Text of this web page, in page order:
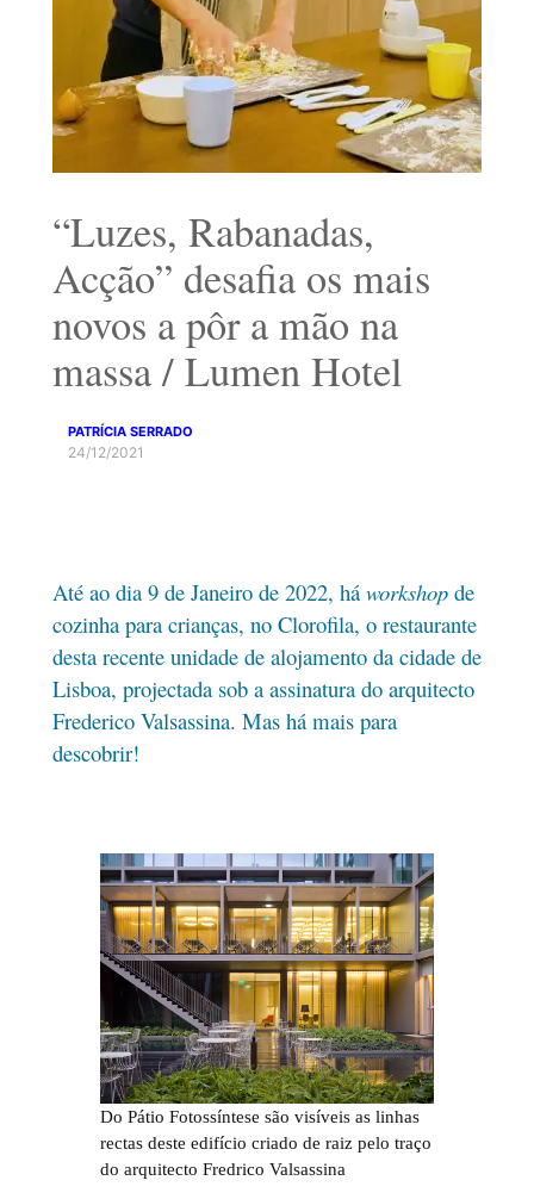
“Luzes, Rabanadas,
Acção” desafia os mais
novos a pôr a mão na
massa / Lumen Hotel
PATRÍCIA SERRADO
24/12/2021
Até ao dia 9 de Janeiro de 2022, há workshopde
cozinha para crianças, no Clorofila, o restaurante
desta recente unidade de alojamento da cidade de
Lisboa, projectada sob a assinatura do arquitecto
Frederico Valsassina. Mas há mais para
descobrir!
Do Pátio Fotossíntese são visíveis as linhas
rectas deste edifício criado de raiz pelo traço
do arquitecto Fredrico Valsassina